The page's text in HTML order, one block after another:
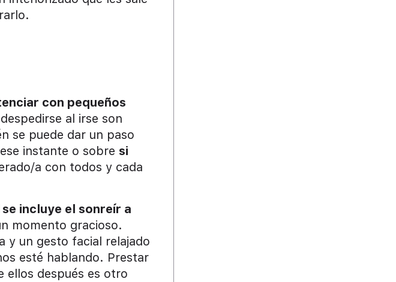
con pequeños
al irse son
se puede dar un paso
instante o sobre si
a con todos y cada
incluye el sonreír a
momento gracioso.
y un gesto facial relajado
esté hablando. Prestar
ellos después es otro